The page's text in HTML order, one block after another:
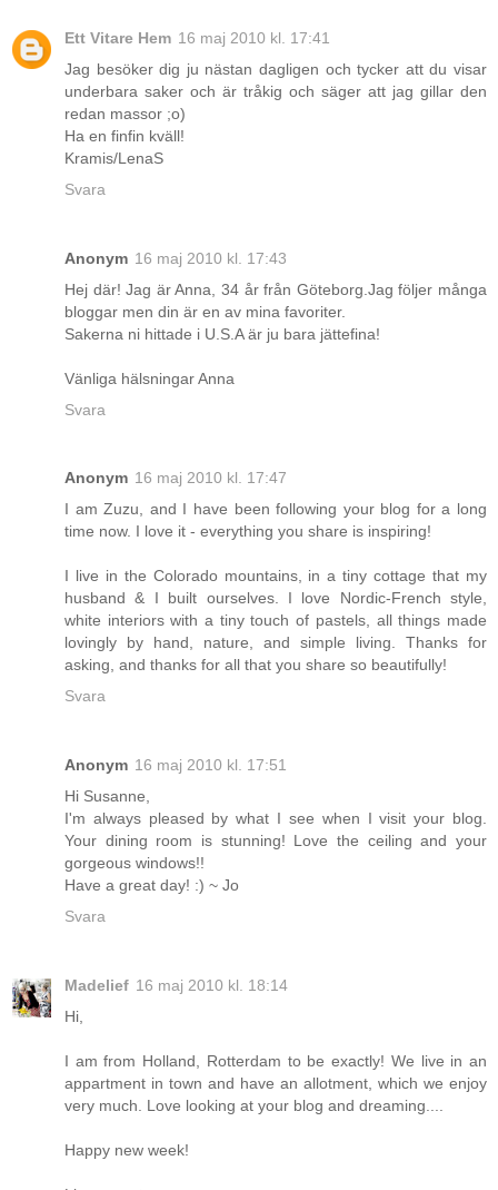
Ett Vitare Hem 16 maj 2010 kl. 17:41
Jag besöker dig ju nästan dagligen och tycker att du visar
underbara saker och är tråkig och säger att jag gillar den
redan massor ;o)
Ha en finfin kväll!
Kramis/LenaS
Svara
Anonym 16 maj 2010 kl. 17:43
Hej där! Jag är Anna, 34 år från Göteborg.Jag följer många
bloggar men din är en av mina favoriter.
Sakerna ni hittade i U.S.A är ju bara jättefina!
Vänliga hälsningar Anna
Svara
Anonym 16 maj 2010 kl. 17:47
I am Zuzu, and I have been following your blog for a long
time now. I love it - everything you share is inspiring!
I live in the Colorado mountains, in a tiny cottage that my
husband & I built ourselves. I love Nordic-French style,
white interiors with a tiny touch of pastels, all things made
lovingly by hand, nature, and simple living. Thanks for
asking, and thanks for all that you share so beautifully!
Svara
Anonym 16 maj 2010 kl. 17:51
Hi Susanne,
I'm always pleased by what I see when I visit your blog.
Your dining room is stunning! Love the ceiling and your
gorgeous windows!!
Have a great day! :) ~ Jo
Svara
Madelief 16 maj 2010 kl. 18:14
Hi,
I am from Holland, Rotterdam to be exactly! We live in an
appartment in town and have an allotment, which we enjoy
very much. Love looking at your blog and dreaming....
Happy new week!